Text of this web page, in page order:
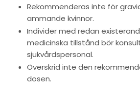
Rekommenderas inte för
ammande kvinnor.
Individer med redan
medicinska tillstånd bör
sjukvårdspersonal.
Överskrid inte den
dosen.